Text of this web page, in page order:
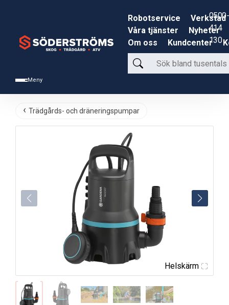
Meny
Robotservice
Verkstad
Våra tjänster
Nyheter
Om oss
Kundcenter
Sök
bland
produkter
0500-
414
130
Trädgårds- och dräneringspumpar
Helskärm